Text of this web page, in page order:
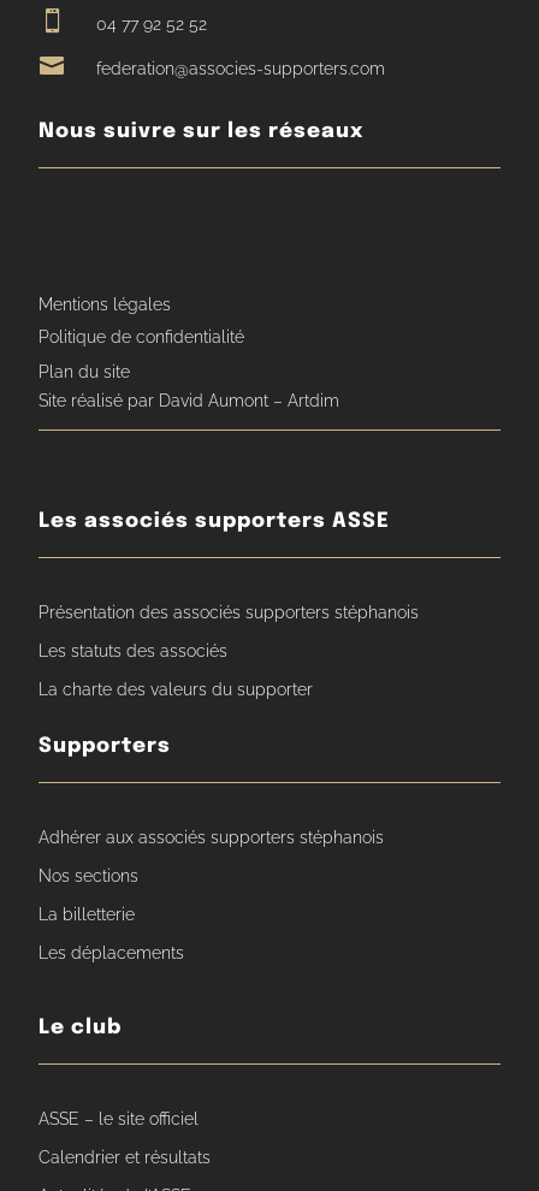
 04 77 92 52 52
 federation@associes-supporters.com
Nous suivre sur les réseaux
Mentions légales
Politique de confidentialité
Plan du site
Site réalisé par David Aumont – Artdim
Les associés supporters ASSE
Présentation des associés supporters stéphanois
Les statuts des associés
La charte des valeurs du supporter
Supporters
Adhérer aux associés supporters stéphanois
Nos sections
La billetterie
Les déplacements
Le club
ASSE – le site officiel
Calendrier et résultats